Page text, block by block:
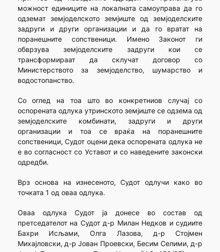
можност единиците на локалната самоуправа да го
одземат земјоделското земјиште од земјоделските
задруги и други организации и да го вратат на
поранешните сопственици. Имено Законот ги
обврзува земјоделските задруги кои се
трансформираат да склучат договор со
Министерството за земјоделство, шумарство и
водостопанство.
Со оглед на тоа што во конкретниов случај со
оспорената одлука утринското земјиште се одзема од
земјоделските комбинати, задруги и други
организации и тоа се враќа на поранешните
сопственици, Судот оцени дека оспорената одлука не
е во согласност со Уставот и со наведените законски
одредби.
Врз основа на изнесеното, Судот одлучи како во
точката 1 од оваа одлука.
Оваа одлука Судот ја донесе во состав од
претседателот на Судот д-р Милан Недков и судиите
Бахри Исљами, Олга Лазова, д-р Стојмен
Михајловски, д-р Јован Проевски, Бесим Селими, д-р